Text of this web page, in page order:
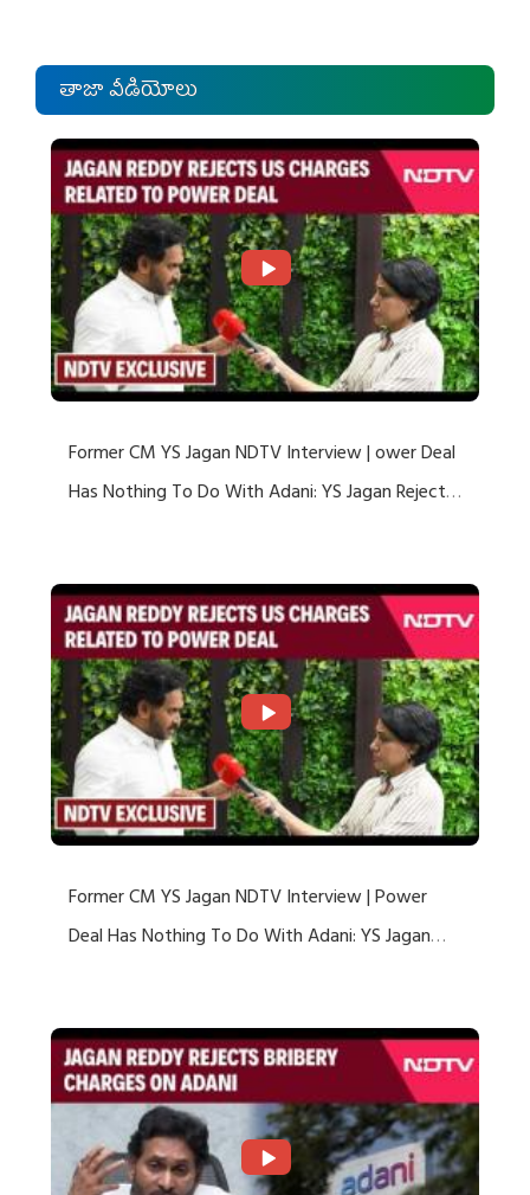
తాజా వీడియోలు
Former CM YS Jagan NDTV Interview | ower Deal
Has Nothing To Do With Adani: YS Jagan Rejects
Former CM YS Jagan NDTV Interview | Power
Deal Has Nothing To Do With Adani: YS Jagan